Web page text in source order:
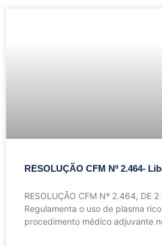
RESOLUÇÃO CFM Nº 2.464-
RESOLUÇÃO CFM Nº 2.464, DE
Regulamenta o uso de plasma
procedimento médico adjuvante